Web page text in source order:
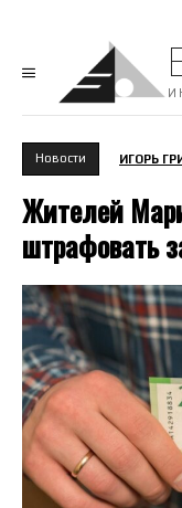
Новости ИГОРЬ
Жителей
штрафовать